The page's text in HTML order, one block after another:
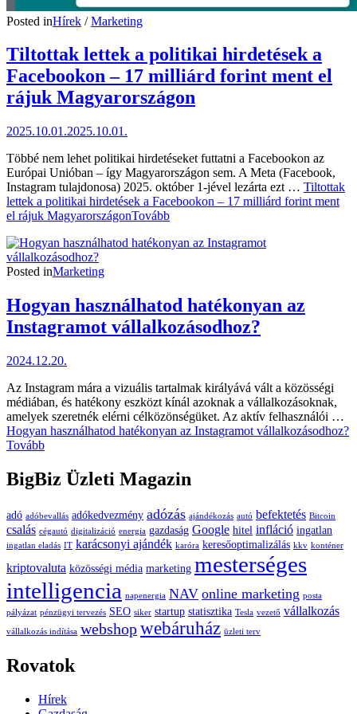
Posted inHírek /Marketing
Tiltottak lettek a politikai hirdetések a
Facebookon – 17 milliárd forint ment el
rájuk Magyarországon
2025.10.01.2025.10.01.
Többé nem lehet politikai hirdetéseket futtatni a Facebookon az
Európai Unióban – így Magyarországon sem. A Meta (Facebook,
Instagram tulajdonosa) 2025. október 1-jével lezárta ezt … Tiltottak
lettek a politikai hirdetések a Facebookon – 17 milliárd forint ment
el rájuk MagyarországonTovább
Posted inMarketing
Hogyan használhatod hatékonyan az
Instagramot vállalkozásodhoz?
2024.12.20.
Az Instagram mára a vizuális tartalmak királyává vált a közösségi
médiában, és hatékony eszközt kínál azoknak a vállalkozásoknak,
amelyek szeretnék elérni célközönségüket. Az aktív felhasználói …
Hogyan használhatod hatékonyan az Instagramot vállalkozásodhoz?
Tovább
BigBiz Üzleti Magazin
adó adóbevallás adókedvezmény adózás ajándékozás autó befektetés Bitcoin
csalás cégautó digitalizáció energia gazdaság Google hitel infláció ingatlan
ingatlan eladás IT karácsonyi ajándék karóra keresőoptimalizálás kkv konténer
kriptovaluta közösségi média marketing mesterséges
intelligencia napenergia NAV online marketing posta
pályázat pénzügyi tervezés SEO siker startup statisztika Tesla vezető vállalkozás
vállalkozás indítása webshopwebáruház üzleti terv
Rovatok
Hírek